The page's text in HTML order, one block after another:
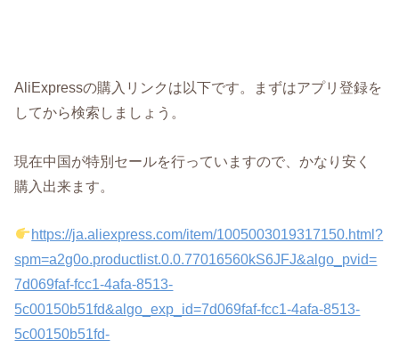
AliExpressの購入リンクは以下です。まずはアプリ登録を
してから検索しましょう。
現在中国が特別セールを行っていますので、かなり安く
購入出来ます。
https://ja.aliexpress.com/item/1005003019317150.html?
spm=a2g0o.productlist.0.0.77016560kS6JFJ&algo_pvid=
7d069faf-fcc1-4afa-8513-
5c00150b51fd&algo_exp_id=7d069faf-fcc1-4afa-8513-
5c00150b51fd-